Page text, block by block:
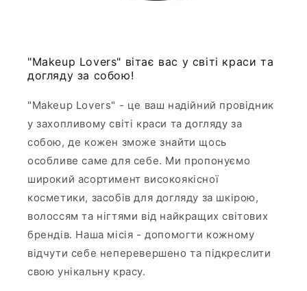
"Makeup Lovers" вітає вас у світі краси та
догляду за собою!
"Makeup Lovers" - це ваш надійний провідник
у захопливому світі краси та догляду за
собою, де кожен зможе знайти щось
особливе саме для себе. Ми пропонуємо
широкий асортимент високоякісної
косметики, засобів для догляду за шкірою,
волоссям та нігтями від найкращих світових
брендів. Наша місія - допомогти кожному
відчути себе неперевершено та підкреслити
свою унікальну красу.